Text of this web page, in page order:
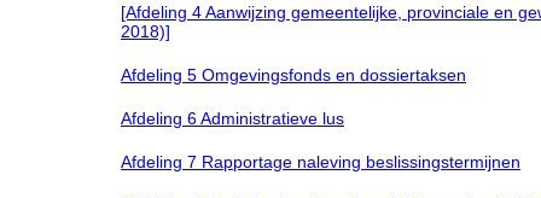
[Afdeling 4 Aanwijzing gemeentelijke, provinciale en
2018)]
Afdeling 5 Omgevingsfonds en dossiertaksen
Afdeling 6 Administratieve lus
Afdeling 7 Rapportage naleving beslissingstermijnen